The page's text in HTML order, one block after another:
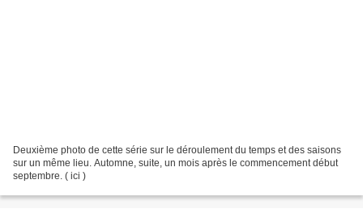
Deuxième photo de cette série sur le déroulement du temps et des saisons
sur un même lieu. Automne, suite, un mois après le commencement début
septembre. ( ici )